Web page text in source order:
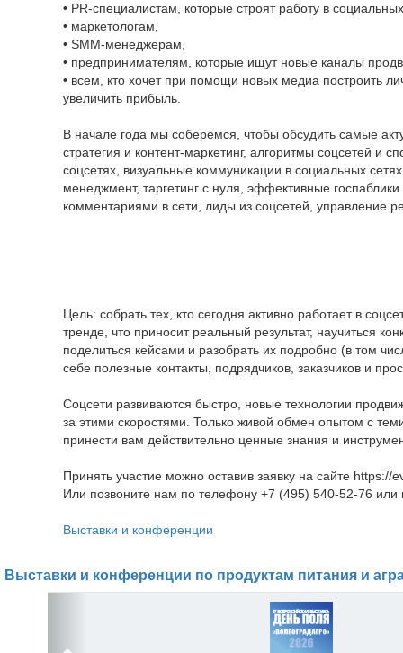
• PR-специалистам, которые строят работу в
• маркетологам,
• SMM-менеджерам,
• предпринимателям, которые ищут новые каналы
• всем, кто хочет при помощи новых медиа построить
увеличить прибыль.
В начале года мы соберемся, чтобы обсудить самые
стратегия и контент-маркетинг, алгоритмы соцсетей и
соцсетях, визуальные коммуникации в социальных
менеджмент, таргетинг с нуля, эффективные
комментариями в сети, лиды из соцсетей, управление
Цель: собрать тех, кто сегодня активно работает в
тренде, что приносит реальный результат, научиться
поделиться кейсами и разобрать их подробно (в том
себе полезные контакты, подрядчиков, заказчиков и
Соцсети развиваются быстро, новые технологии
за этими скоростями. Только живой обмен опытом с
принести вам действительно ценные знания и
Принять участие можно оставив заявку на сайте
Или позвоните нам по телефону +7 (495) 540-52-76
Выставки и конференции
Выставки и конференции по продуктам питания и